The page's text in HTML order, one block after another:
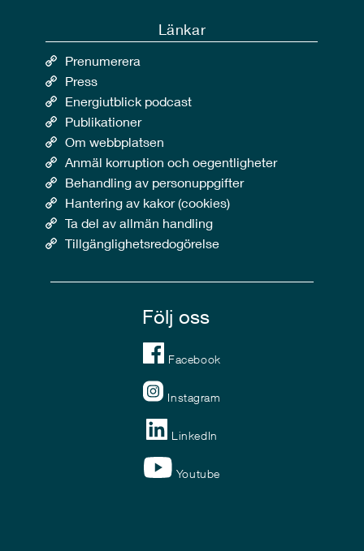
Länkar
Prenumerera
Press
Energiutblick podcast
Publikationer
Om webbplatsen
Anmäl korruption och oegentligheter
Behandling av personuppgifter
Hantering av kakor (cookies)
Ta del av allmän handling
Tillgänglighetsredogörelse
Följ oss
Facebook
Instagram
LinkedIn
Youtube